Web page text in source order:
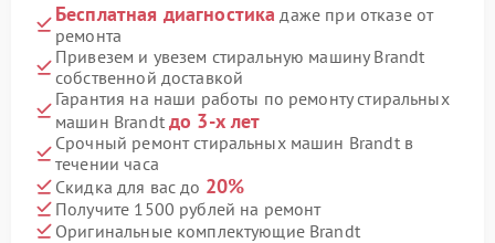
Бесплатная диагностика даже при отказе от
ремонта
Привезем и увезем стиральную машину Brandt
собственной доставкой
Гарантия на наши работы по ремонту стиральных
машин Brandt до 3-х лет
Срочный ремонт стиральных машин Brandt в
течении часа
Скидка для вас до 20%
Получите 1500 рублей на ремонт
Оригинальные комплектующие Brandt